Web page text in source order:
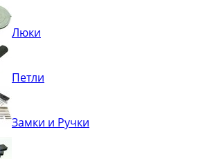
Люки
Петли
Замки и Ручки